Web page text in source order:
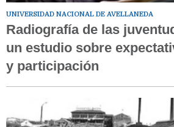
UNIVERSIDAD NACIONAL DE AVELLANEDA
Radiografía de las
un estudio sobre
y participación